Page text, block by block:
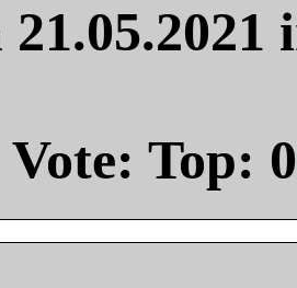
Vote: Top: 0